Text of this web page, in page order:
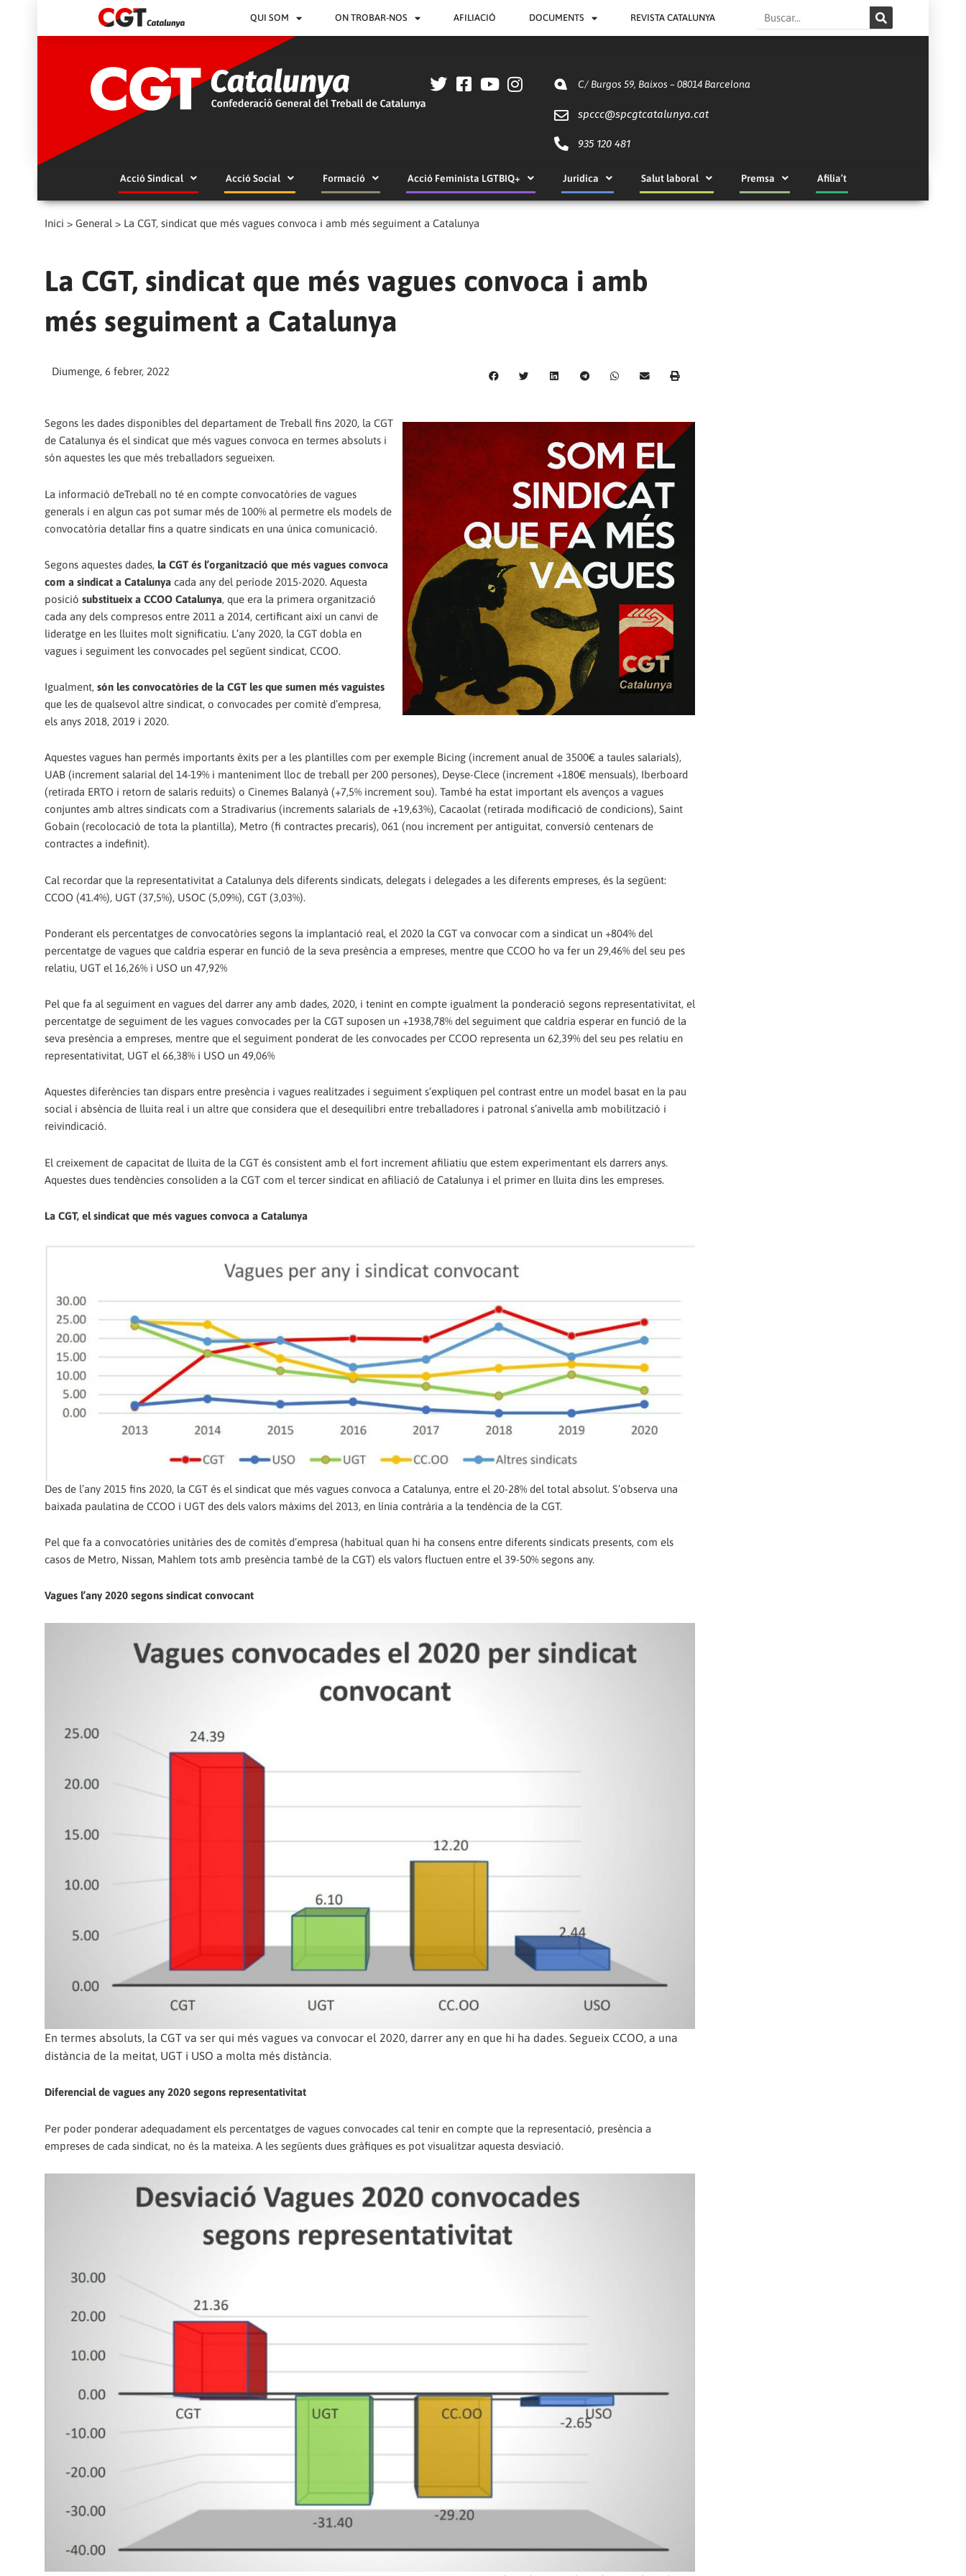
QUI SOM ON TROBAR-NOS AFILIACIÓ DOCUMENTS REVISTA CATALUNYA Search
C/ Burgos 59, Baixos – 08014 Barcelona
spccc@spcgtcatalunya.cat
935 120 481
Acció Sindical Acció Social Formació Acció Feminista LGTBIQ+ Jurídica Salut laboral Premsa Afilia’t
Inici > General > La CGT, sindicat que més vagues convoca i amb més seguiment a Catalunya
La CGT, sindicat que més vagues convoca i amb
més seguiment a Catalunya
Diumenge, 6 febrer, 2022
Segons les dades disponibles del departament de Treball fins 2020, la CGT
de Catalunya és el sindicat que més vagues convoca en termes absoluts i
són aquestes les que més treballadors segueixen.
La informació deTreball no té en compte convocatòries de vagues
generals i en algun cas pot sumar més de 100% al permetre els models de
convocatòria detallar fins a quatre sindicats en una única comunicació.
Segons aquestes dades, la CGT és l’organització que més vagues convoca
com a sindicat a Catalunya cada any del període 2015-2020. Aquesta
posició substitueix a CCOO Catalunya, que era la primera organització
cada any dels compresos entre 2011 a 2014, certificant així un canvi de
lideratge en les lluites molt significatiu. L’any 2020, la CGT dobla en
vagues i seguiment les convocades pel següent sindicat, CCOO.
Igualment, són les convocatòries de la CGT les que sumen més vaguistes
que les de qualsevol altre sindicat, o convocades per comitè d’empresa,
els anys 2018, 2019 i 2020.
Aquestes vagues han permés importants èxits per a les plantilles com per exemple Bicing (increment anual de 3500€ a taules salarials),
UAB (increment salarial del 14-19% i manteniment lloc de treball per 200 persones), Deyse-Clece (increment +180€ mensuals), Iberboard
(retirada ERTO i retorn de salaris reduits) o Cinemes Balanyà (+7,5% increment sou). També ha estat important els avenços a vagues
conjuntes amb altres sindicats com a Stradivarius (increments salarials de +19,63%), Cacaolat (retirada modificació de condicions), Saint
Gobain (recolocació de tota la plantilla), Metro (fi contractes precaris), 061 (nou increment per antiguitat, conversió centenars de
contractes a indefinit).
Cal recordar que la representativitat a Catalunya dels diferents sindicats, delegats i delegades a les diferents empreses, és la següent:
CCOO (41.4%), UGT (37,5%), USOC (5,09%), CGT (3,03%).
Ponderant els percentatges de convocatòries segons la implantació real, el 2020 la CGT va convocar com a sindicat un +804% del
percentatge de vagues que caldria esperar en funció de la seva presència a empreses, mentre que CCOO ho va fer un 29,46% del seu pes
relatiu, UGT el 16,26% i USO un 47,92%
Pel que fa al seguiment en vagues del darrer any amb dades, 2020, i tenint en compte igualment la ponderació segons representativitat, el
percentatge de seguiment de les vagues convocades per la CGT suposen un +1938,78% del seguiment que caldria esperar en funció de la
seva presència a empreses, mentre que el seguiment ponderat de les convocades per CCOO representa un 62,39% del seu pes relatiu en
representativitat, UGT el 66,38% i USO un 49,06%
Aquestes diferències tan dispars entre presència i vagues realitzades i seguiment s’expliquen pel contrast entre un model basat en la pau
social i absència de lluita real i un altre que considera que el desequilibri entre treballadores i patronal s’anivella amb mobilització i
reivindicació.
El creixement de capacitat de lluita de la CGT és consistent amb el fort increment afiliatiu que estem experimentant els darrers anys.
Aquestes dues tendències consoliden a la CGT com el tercer sindicat en afiliació de Catalunya i el primer en lluita dins les empreses.
La CGT, el sindicat que més vagues convoca a Catalunya
Des de l’any 2015 fins 2020, la CGT és el sindicat que més vagues convoca a Catalunya, entre el 20-28% del total absolut. S’observa una
baixada paulatina de CCOO i UGT des dels valors màxims del 2013, en línia contrària a la tendència de la CGT.
Pel que fa a convocatòries unitàries des de comitès d’empresa (habitual quan hi ha consens entre diferents sindicats presents, com els
casos de Metro, Nissan, Mahlem tots amb presència també de la CGT) els valors fluctuen entre el 39-50% segons any.
Vagues l’any 2020 segons sindicat convocant
En termes absoluts, la CGT va ser qui més vagues va convocar el 2020, darrer any en que hi ha dades. Segueix CCOO, a una
distància de la meitat, UGT i USO a molta més distància.
Diferencial de vagues any 2020 segons representativitat
Per poder ponderar adequadament els percentatges de vagues convocades cal tenir en compte que la representació, presència a
empreses de cada sindicat, no és la mateixa. A les següents dues gràfiques es pot visualitzar aquesta desviació.